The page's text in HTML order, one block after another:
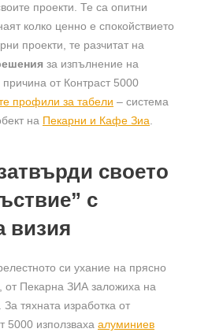
проекти. Те са опитни
колко ценно е спокойствието
проекти, те разчитат на
за изпълнение на
причина от Контраст 5000
профили за табели – система
на Пекарни и Кафе Зиа
своето
с
визия
си ухание на прясно
от Пекарна ЗИА заложиха на
тяхната изработка от
5000 използваха алуминиев